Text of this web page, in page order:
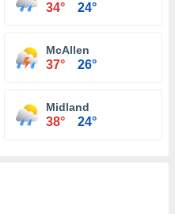
34° 24°
McAllen
37° 26°
Midland
38° 24°